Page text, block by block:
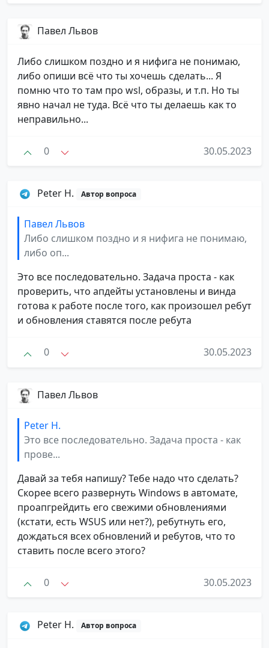
Павел Львов
Либо слишком поздно и я нифига не понимаю,
либо опиши всё что ты хочешь сделать... Я
помню что то там про wsl, образы, и т.п. Но ты
явно начал не туда. Всё что ты делаешь как то
неправильно...
0 30.05.2023
Peter H. Автор вопроса
Павел Львов
Либо слишком поздно и я нифига не понимаю,
либо оп...
Это все последовательно. Задача проста - как
проверить, что апдейты установлены и винда
готова к работе после того, как произошел ребут
и обновления ставятся после ребута
0 30.05.2023
Павел Львов
Peter H.
Это все последовательно. Задача проста - как
прове...
Давай за тебя напишу? Тебе надо что сделать?
Скорее всего развернуть Windows в автомате,
проапгрейдить его свежими обновлениями
(кстати, есть WSUS или нет?), ребутнуть его,
дождаться всех обновлений и ребутов, что то
ставить после всего этого?
0 30.05.2023
Peter H. Автор вопроса